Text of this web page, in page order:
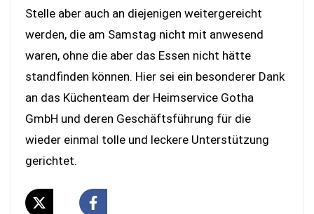
Stelle aber auch an diejenigen weitergereicht
werden, die am Samstag nicht mit anwesend
waren, ohne die aber das Essen nicht hätte
standfinden können. Hier sei ein besonderer Dank
an das Küchenteam der Heimservice Gotha
GmbH und deren Geschäftsführung für die
wieder einmal tolle und leckere Unterstützung
gerichtet.